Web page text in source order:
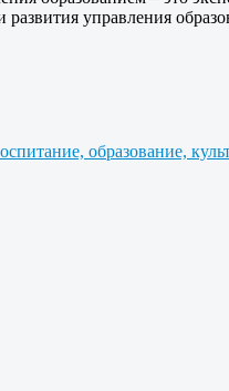
управления
образование,